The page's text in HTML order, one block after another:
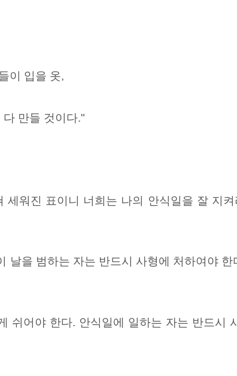
이 입을 옷,
만들 것이다."
워진 표이니 너희는 나의 안식일을 잘 지켜
날을 범하는 자는 반드시 사형에 처하여야 한
쉬어야 한다. 안식일에 일하는 자는 반드시